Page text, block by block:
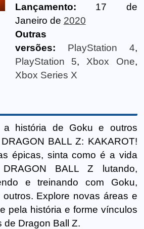
Lançamento: 17 de
Janeiro de 2020
Outras
versões:
PlayStation 4,
PlayStation 5, Xbox One,
Xbox Series X
a história de Goku e outros
BALL Z: KAKAROT!
épicas, sinta como é a vida
BALL Z lutando,
e treinando com Goku,
Explore novas áreas e
pela história e forme vínculos
de Dragon Ball Z.